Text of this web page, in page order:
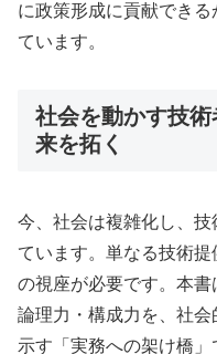
に政策形成に貢献でき
ています。
社会を動かす技
来を拓く
今、社会は複雑化し、
ています。単なる技術
の視座が必要です。本
論理力・構成力を、社
示す「実務への架け橋」